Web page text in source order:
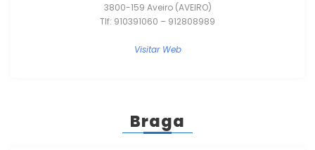
3800-159 Aveiro (AVEIRO)
Tlf: 910391060 – 912808989
Visitar Web
Braga